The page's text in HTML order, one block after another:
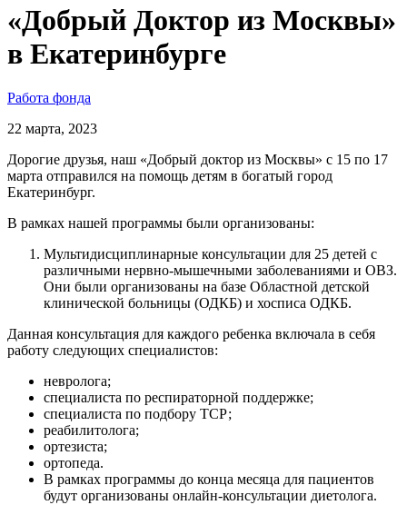
«Добрый Доктор из Москвы»
в Екатеринбурге
Работа фонда
22 марта, 2023
Дорогие друзья, наш «Добрый доктор из Москвы» с 15 по 17
марта отправился на помощь детям в богатый город
Екатеринбург.
В рамках нашей программы были организованы:
Мультидисциплинарные консультации для 25 детей с
различными нервно-мышечными заболеваниями и ОВЗ.
Они были организованы на базе Областной детской
клинической больницы (ОДКБ) и хосписа ОДКБ.
Данная консультация для каждого ребенка включала в себя
работу следующих специалистов:
невролога;
специалиста по респираторной поддержке;
специалиста по подбору ТСР;
реабилитолога;
ортезиста;
ортопеда.
В рамках программы до конца месяца для пациентов
будут организованы онлайн-консультации диетолога.